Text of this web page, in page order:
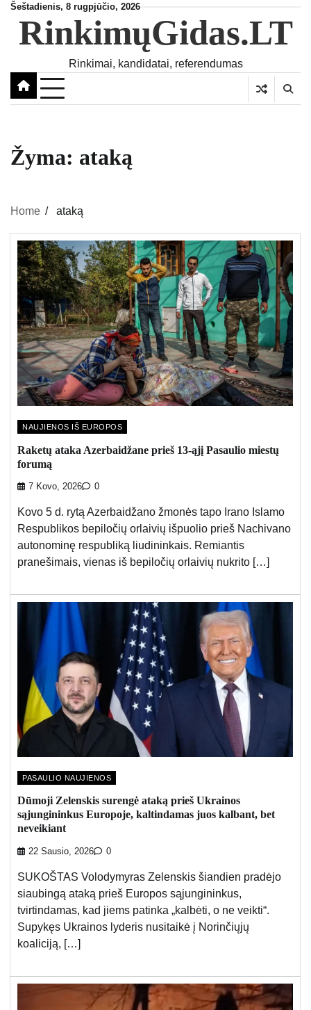
Skip
content
Šeštadienis, 8 rugpjūčio, 2026
RinkimųGidas.LT
Rinkimai, kandidatai, referendumas
Žyma: ataką
Home ataką
NAUJIENOS IŠ EUROPOS
Raketų ataka Azerbaidžane prieš 13-ąjį Pasaulio miestų
forumą
7 Kovo, 2026 0
Kovo 5 d. rytą Azerbaidžano žmonės tapo Irano Islamo
Respublikos bepiločių orlaivių išpuolio prieš Nachivano
autonominę respubliką liudininkais. Remiantis
pranešimais, vienas iš bepiločių orlaivių nukrito […]
PASAULIO NAUJIENOS
Dūmoji Zelenskis surengė ataką prieš Ukrainos
sąjungininkus Europoje, kaltindamas juos kalbant, bet
neveikiant
22 Sausio, 2026 0
SUKOŠTAS Volodymyras Zelenskis šiandien pradėjo
siaubingą ataką prieš Europos sąjungininkus,
tvirtindamas, kad jiems patinka „kalbėti, o ne veikti“.
Supykęs Ukrainos lyderis nusitaikė į Norinčiųjų
koaliciją, […]